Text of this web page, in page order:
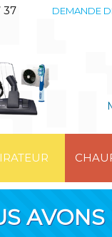
37 DEMANDE
AVONS